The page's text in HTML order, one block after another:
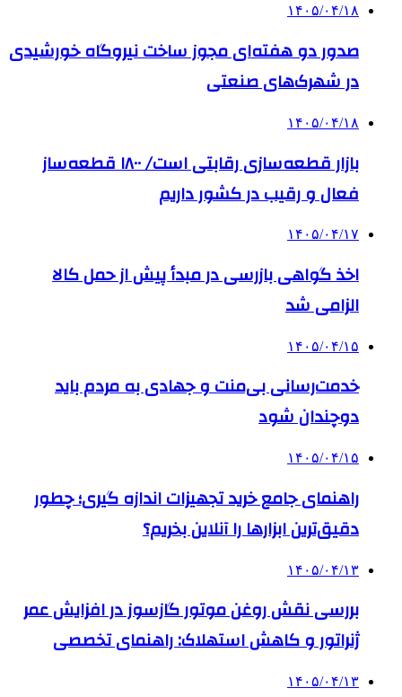
۱۴۰۵/۰۴/۱۸
صدور دو هفته‌ای مجوز ساخت نیروگاه خورشیدی
در شهرک‌های صنعتی
۱۴۰۵/۰۴/۱۸
بازار قطعه‌سازی رقابتی است/ ۱۸۰۰ قطعه‌ساز
فعال و رقیب در کشور داریم
۱۴۰۵/۰۴/۱۷
اخذ گواهی بازرسی در مبدأ پیش از حمل کالا
الزامی شد
۱۴۰۵/۰۴/۱۵
خدمت‌رسانی بی‌منت و جهادی به مردم باید
دوچندان شود
۱۴۰۵/۰۴/۱۵
راهنمای جامع خرید تجهیزات اندازه گیری؛ چطور
دقیق‌ترین ابزارها را آنلاین بخریم؟
۱۴۰۵/۰۴/۱۳
بررسی نقش روغن موتور گازسوز در افزایش عمر
ژنراتور و کاهش استهلاک: راهنمای تخصصی
۱۴۰۵/۰۴/۱۳